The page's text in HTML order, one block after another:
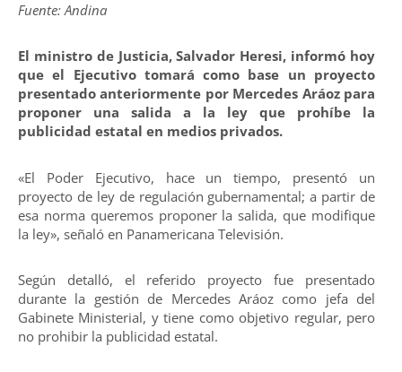
Fuente: Andina
El ministro de Justicia, Salvador Heresi, informó hoy
que el Ejecutivo tomará como base un proyecto
presentado anteriormente por Mercedes Aráoz para
proponer una salida a la ley que prohíbe la
publicidad estatal en medios privados.
«El Poder Ejecutivo, hace un tiempo, presentó un
proyecto de ley de regulación gubernamental; a partir de
esa norma queremos proponer la salida, que modifique
la ley», señaló en Panamericana Televisión.
Según detalló, el referido proyecto fue presentado
durante la gestión de Mercedes Aráoz como jefa del
Gabinete Ministerial, y tiene como objetivo regular, pero
no prohibir la publicidad estatal.